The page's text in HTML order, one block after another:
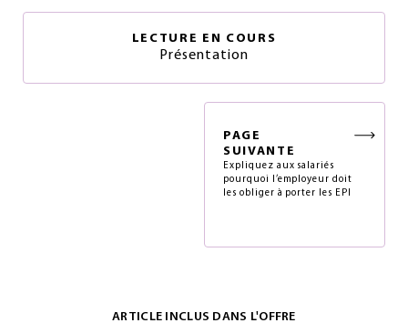
LECTURE EN COURS
Présentation
PAGE
SUIVANTE
Expliquez aux salariés
pourquoi l’employeur doit
les obliger à porter les EPI
ARTICLE INCLUS DANS L'OFFRE